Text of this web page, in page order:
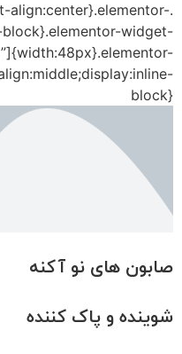
align:center}.elementor-
widget-
block}
صابون های نو آکنه
شوینده و پاک کننده